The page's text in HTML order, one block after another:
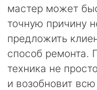
мастер может
точную причину
предложить
способ ремонта.
техника не
и возобновит